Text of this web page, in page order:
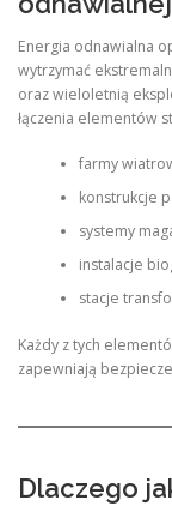
Energia odnawialna
wytrzymać
oraz wieloletnią
łączenia elementów
farmy
konstrukcje
systemy
instalacje
stacje
Każdy z tych
zapewniają
Dlaczego